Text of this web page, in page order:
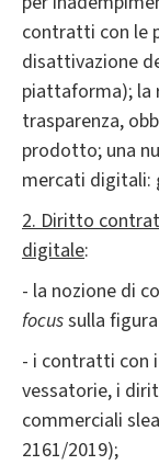
contratti con le
disattivazione
piattaforma); la
trasparenza,
prodotto; una
mercati digitali:
2. Diritto
digitale:
- la nozione di
focussulla
- i contratti con
vessatorie, i
commerciali
2161/2019);